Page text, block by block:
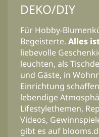
DEKO/DIY
Für Hobby-
Begeisterte. Alles
liebevolle
leuchten, als
und Gäste, in
Einrichtung
lebendige
Lifestylethemen,
Videos,
gibt es auf